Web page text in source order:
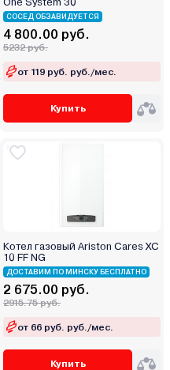
СОСЕД ОБЗАВИДУЕТСЯ
4 800.00 руб.
5232 руб.
от 119 руб. руб./мес.
Купить
Котел газовый Ariston Cares XC
10 FF NG
ДОСТАВИМ ПО МИНСКУ БЕСПЛАТНО
2 675.00 руб.
2915.75 руб.
от 66 руб. руб./мес.
Купить